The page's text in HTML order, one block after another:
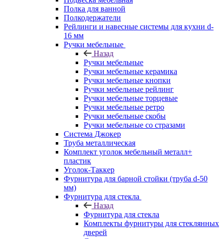
Полка для ванной
Полкодержатели
Рейлинги и навесные системы для кухни d-
16 мм
Ручки мебельные
Назад
Ручки мебельные
Ручки мебельные керамика
Ручки мебельные кнопки
Ручки мебельные рейлинг
Ручки мебельные торцевые
Ручки мебельные ретро
Ручки мебельные скобы
Ручки мебельные со стразами
Система Джокер
Труба металлическая
Комплект уголок мебельный металл+
пластик
Уголок-Таккер
Фурнитура для барной стойки (труба d-50
мм)
Фурнитура для стекла
Назад
Фурнитура для стекла
Комплекты фурнитуры для стеклянных
дверей